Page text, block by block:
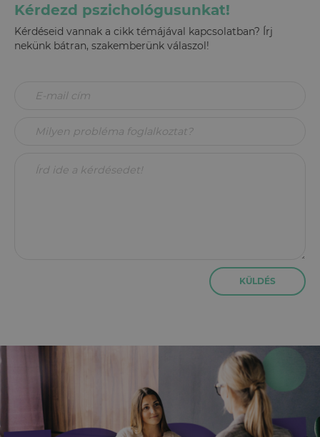
Kérdezd pszichológusunkat!
Kérdéseid vannak a cikk témájával kapcsolatban? Írj
nekünk bátran, szakemberünk válaszol!
KÜLDÉS